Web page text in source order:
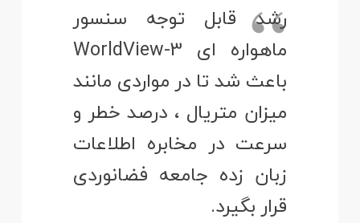
رشد قابل توجه سنسور
ماهواره ای WorldView-3
باعث شد تا در مواردی مانند
میزان متریال ، درصد خطر و
سرعت در مخابره اطلاعات
زبان زده جامعه فضانوردی
قرار بگیرد.